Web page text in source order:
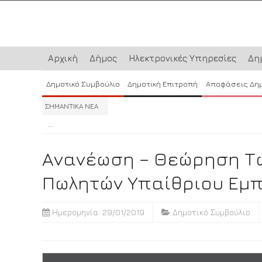
Αρχική Δήμος Ηλεκτρονικές Υπηρεσίες
Δημοτικό Συμβούλιο Δημοτική Επιτροπή Αποφάσεις
ΣΗΜΑΝΤΙΚΑ ΝΕΑ
...
Ανανέωση – Θεώρηση
Πωλητών Υπαίθριου
Ημερομηνία: 29/01/2019 Δημοτικό Συμβούλιο